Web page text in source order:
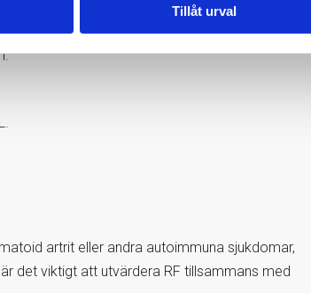
Tillåt urval
artrit eller andra autoimmuna sjukdomar,
det viktigt att utvärdera RF tillsammans med